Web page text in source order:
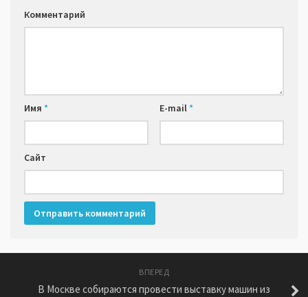
Комментарий
Имя * E-mail*
Сайт
ВПЕРЕД
В Москве собираются провести выставку машин из